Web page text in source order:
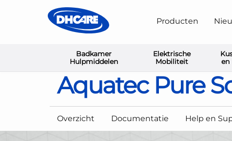
Producten
Badkamer
Hulpmiddelen
Elektrische
Mobiliteit
en
Home Badkamer Hulpmiddelen Douchekrukken en
Aquatec Pure
Overzicht Documentatie Help en